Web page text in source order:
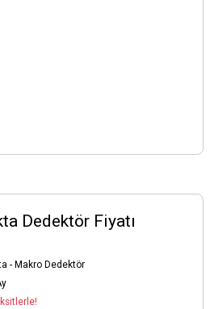
Dedektör Fiyatı
- Makro Dedektör